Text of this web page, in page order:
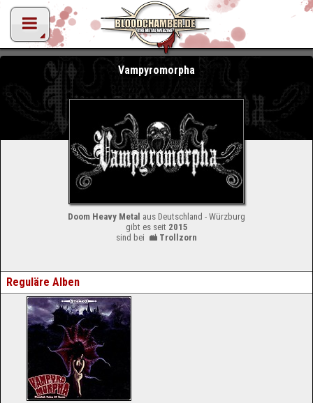
Vampyromorpha
Doom Heavy Metal aus Deutschland - Würzburg
gibt es seit 2015
sind bei
Trollzorn
Reguläre Alben